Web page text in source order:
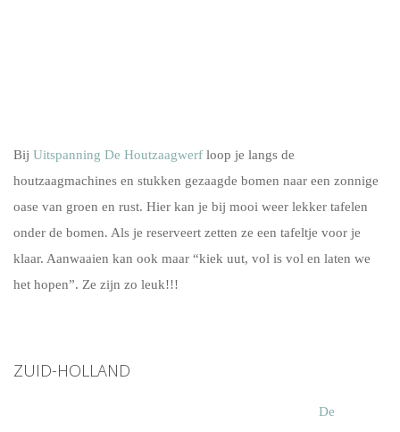
Bij Uitspanning De Houtzaagwerf loop je langs de
houtzaagmachines en stukken gezaagde bomen naar een zonnige
oase van groen en rust. Hier kan je bij mooi weer lekker tafelen
onder de bomen. Als je reserveert zetten ze een tafeltje voor je
klaar. Aanwaaien kan ook maar “kiek uut, vol is vol en laten we
het hopen”. Ze zijn zo leuk!!!
ZUID-HOLLAND
De